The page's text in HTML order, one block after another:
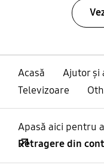
Acasă
Ajutor și
Televizoare
Apasă aici pentru
Retragere din